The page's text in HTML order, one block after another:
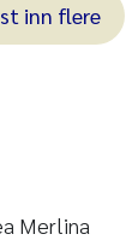
inn flere
Merlina